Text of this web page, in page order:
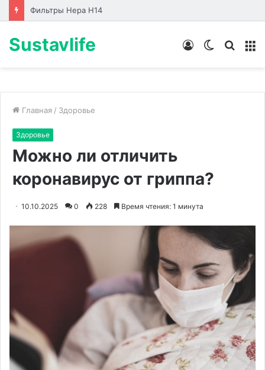
Фильтры Hepa Н14
Sustavlife
Switch
Войти
Главная / Здоровье
Здоровье
Можно ли отличить
коронавирус от гриппа?
10.10.2025 0 228 Время чтения: 1 минута